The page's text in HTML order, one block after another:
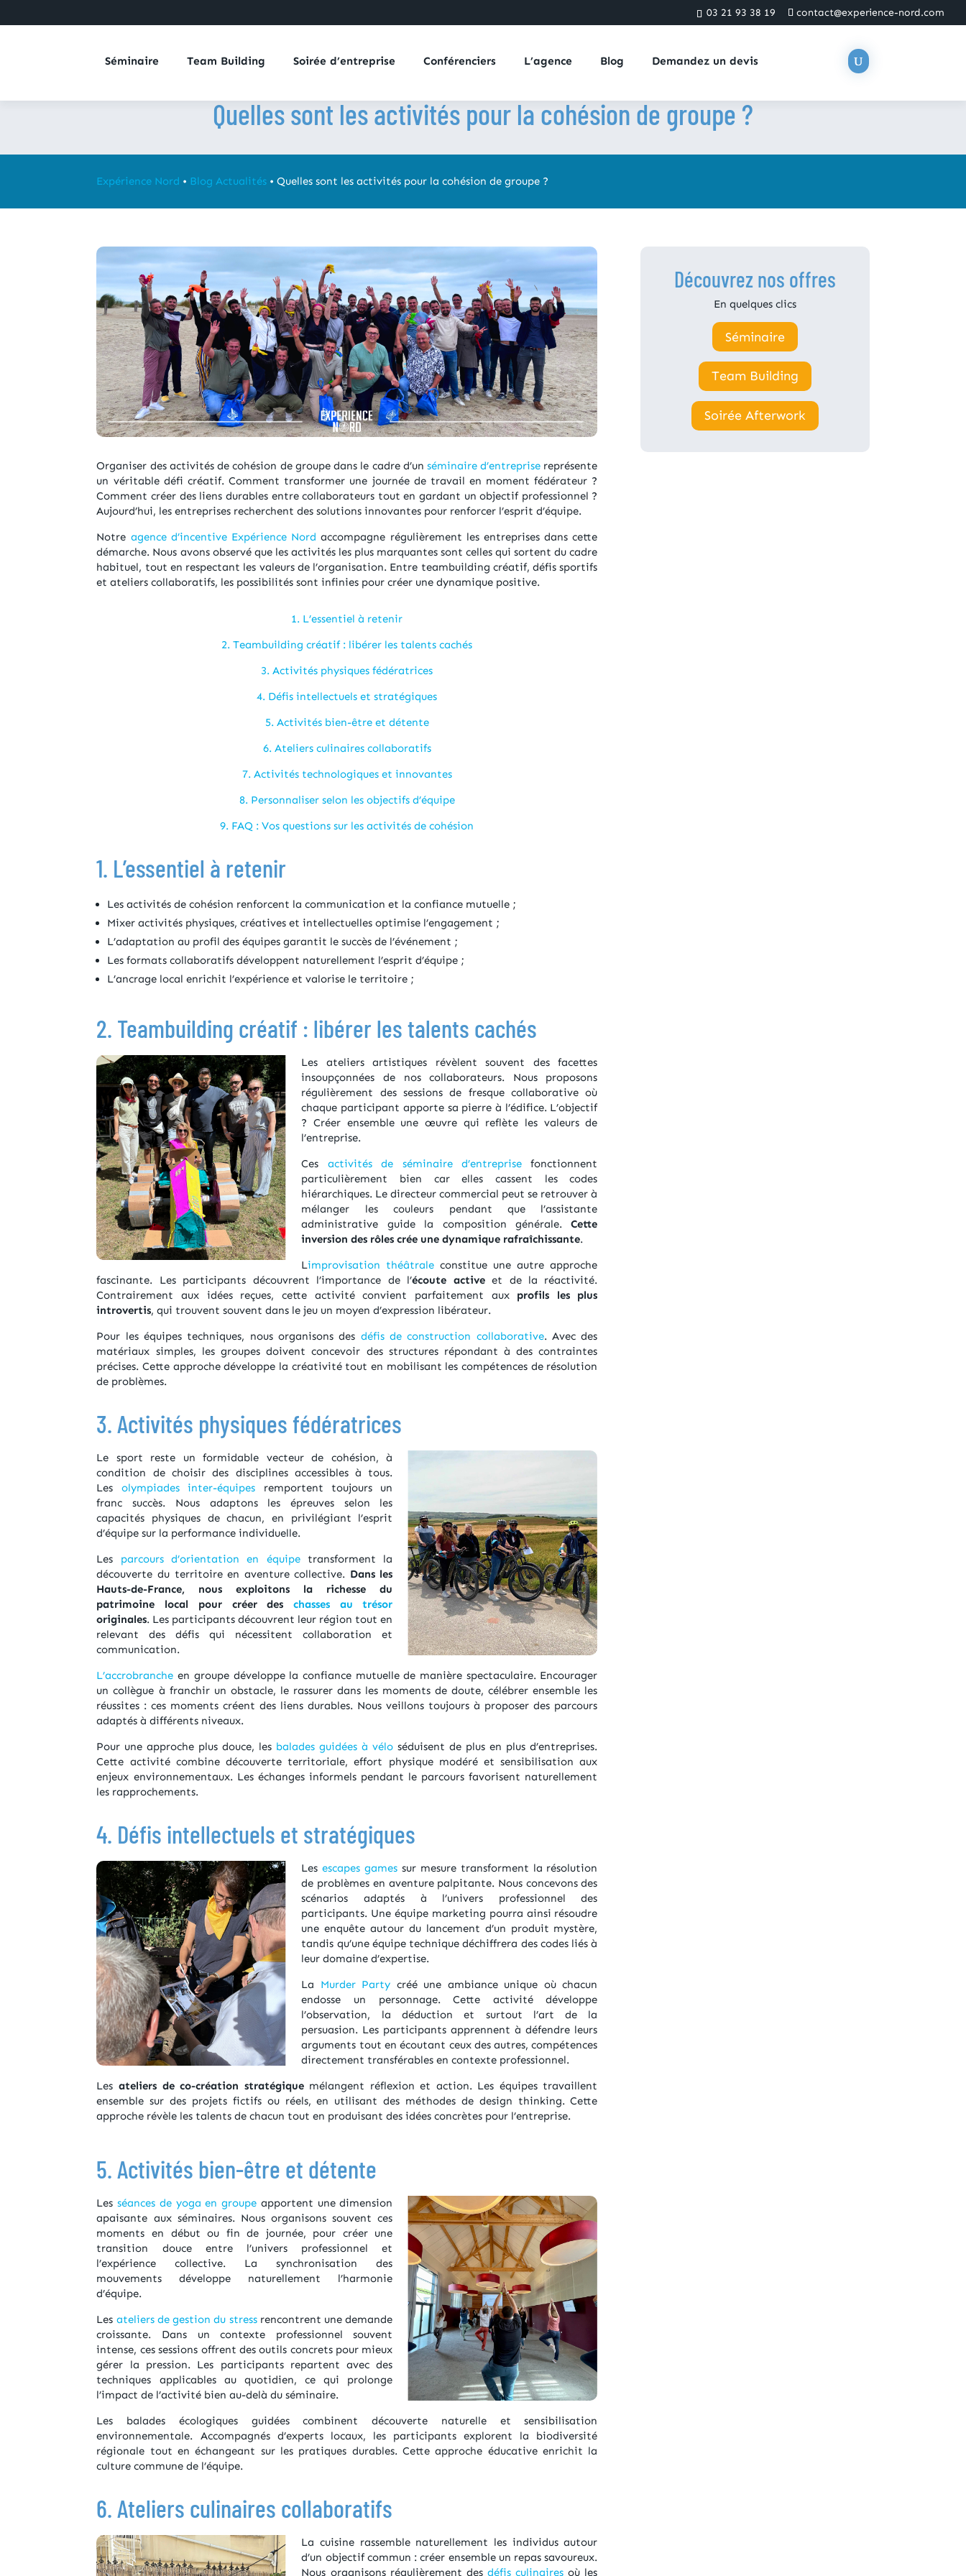
03 21 93 38 19 contact@experience-nord.com
Séminaire Team Building Soirée d’entreprise Conférenciers L’agence Blog Demandez un devis
Quelles sont les activités pour la cohésion de groupe ?
Expérience Nord • Blog Actualités •Quelles sont les activités pour la cohésion de groupe ?
Organiser des activités de cohésion de groupe dans le cadre d’un séminaire d’entreprise représente
un véritable défi créatif. Comment transformer une journée de travail en moment fédérateur ?
Comment créer des liens durables entre collaborateurs tout en gardant un objectif professionnel ?
Aujourd’hui, les entreprises recherchent des solutions innovantes pour renforcer l’esprit d’équipe.
Notre agence d’incentive Expérience Nord accompagne régulièrement les entreprises dans cette
démarche. Nous avons observé que les activités les plus marquantes sont celles qui sortent du cadre
habituel, tout en respectant les valeurs de l’organisation. Entre teambuilding créatif, défis sportifs
et ateliers collaboratifs, les possibilités sont infinies pour créer une dynamique positive.
1. L’essentiel à retenir
2. Teambuilding créatif : libérer les talents cachés
3. Activités physiques fédératrices
4. Défis intellectuels et stratégiques
5. Activités bien-être et détente
6. Ateliers culinaires collaboratifs
7. Activités technologiques et innovantes
8. Personnaliser selon les objectifs d’équipe
9. FAQ : Vos questions sur les activités de cohésion
1. L’essentiel à retenir
Les activités de cohésion renforcent la communication et la confiance mutuelle ;
Mixer activités physiques, créatives et intellectuelles optimise l’engagement ;
L’adaptation au profil des équipes garantit le succès de l’événement ;
Les formats collaboratifs développent naturellement l’esprit d’équipe ;
L’ancrage local enrichit l’expérience et valorise le territoire ;
2. Teambuilding créatif : libérer les talents cachés
Les ateliers artistiques révèlent souvent des facettes
insoupçonnées de nos collaborateurs. Nous proposons
régulièrement des sessions de fresque collaborative où
chaque participant apporte sa pierre à l’édifice. L’objectif
? Créer ensemble une œuvre qui reflète les valeurs de
l’entreprise.
Ces activités de séminaire d’entreprise fonctionnent
particulièrement bien car elles cassent les codes
hiérarchiques. Le directeur commercial peut se retrouver à
mélanger les couleurs pendant que l’assistante
administrative guide la composition générale.Cette
inversion des rôles crée une dynamique rafraîchissante.
Limprovisation théâtrale constitue une autre approche
fascinante. Les participants découvrent l’importance de l’écoute activeet de la réactivité.
Contrairement aux idées reçues, cette activité convient parfaitement aux profils les plus
introvertis, qui trouvent souvent dans le jeu un moyen d’expression libérateur.
Pour les équipes techniques, nous organisons des défis de construction collaborative. Avec des
matériaux simples, les groupes doivent concevoir des structures répondant à des contraintes
précises. Cette approche développe la créativité tout en mobilisant les compétences de résolution
de problèmes.
3. Activités physiques fédératrices
Le sport reste un formidable vecteur de cohésion, à
condition de choisir des disciplines accessibles à tous.
Les olympiades inter-équipes remportent toujours un
franc succès. Nous adaptons les épreuves selon les
capacités physiques de chacun, en privilégiant l’esprit
d’équipe sur la performance individuelle.
Les parcours d’orientation en équipetransforment la
découverte du territoire en aventure collective. Dans les
Hauts-de-France, nous exploitons la richesse du
patrimoine local pour créer deschasses au trésor
originales. Les participants découvrent leur région tout en
relevant des défis qui nécessitent collaboration et
communication.
L’accrobranche en groupe développe la confiance mutuelle de manière spectaculaire. Encourager
un collègue à franchir un obstacle, le rassurer dans les moments de doute, célébrer ensemble les
réussites : ces moments créent des liens durables. Nous veillons toujours à proposer des parcours
adaptés à différents niveaux.
Pour une approche plus douce, les balades guidées à vélo séduisent de plus en plus d’entreprises.
Cette activité combine découverte territoriale, effort physique modéré et sensibilisation aux
enjeux environnementaux. Les échanges informels pendant le parcours favorisent naturellement
les rapprochements.
4. Défis intellectuels et stratégiques
Les escapes games sur mesure transforment la résolution
de problèmes en aventure palpitante. Nous concevons des
scénarios adaptés à l’univers professionnel des
participants. Une équipe marketing pourra ainsi résoudre
une enquête autour du lancement d’un produit mystère,
tandis qu’une équipe technique déchiffrera des codes liés à
leur domaine d’expertise.
La Murder Party créé une ambiance unique où chacun
endosse un personnage. Cette activité développe
l’observation, la déduction et surtout l’art de la
persuasion. Les participants apprennent à défendre leurs
arguments tout en écoutant ceux des autres, compétences
directement transférables en contexte professionnel.
Les ateliers de co-création stratégiquemélangent réflexion et action. Les équipes travaillent
ensemble sur des projets fictifs ou réels, en utilisant des méthodes de design thinking. Cette
approche révèle les talents de chacun tout en produisant des idées concrètes pour l’entreprise.
5. Activités bien-être et détente
Lesséances de yoga en groupe apportent une dimension
apaisante aux séminaires. Nous organisons souvent ces
moments en début ou fin de journée, pour créer une
transition douce entre l’univers professionnel et
l’expérience collective. La synchronisation des
mouvements développe naturellement l’harmonie
d’équipe.
Les ateliers de gestion du stressrencontrent une demande
croissante. Dans un contexte professionnel souvent
intense, ces sessions offrent des outils concrets pour mieux
gérer la pression. Les participants repartent avec des
techniques applicables au quotidien, ce qui prolonge
l’impact de l’activité bien au-delà du séminaire.
Les balades écologiques guidées combinent découverte naturelle et sensibilisation
environnementale. Accompagnés d’experts locaux, les participants explorent la biodiversité
régionale tout en échangeant sur les pratiques durables. Cette approche éducative enrichit la
culture commune de l’équipe.
6. Ateliers culinaires collaboratifs
La cuisine rassemble naturellement les individus autour
d’un objectif commun : créer ensemble un repas savoureux.
Nous organisons régulièrement desdéfis culinaires où les
Découvrez nos offres
En quelques clics
Séminaire
Team Building
Soirée Afterwork